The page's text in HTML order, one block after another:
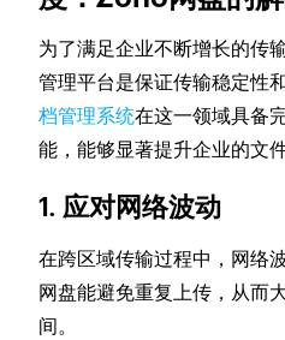
为了满足企业不断增长的传
管理平台是保证传输稳定性
档管理系统在这一领域具备
能，能够显著提升企业的文
1. 应对网络波动
在跨区域传输过程中，网络
网盘能避免重复上传，从而
间。